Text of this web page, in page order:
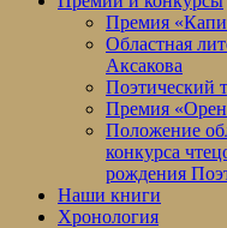
Премия
Областная
Аксакова
Поэтический
Премия
Положение
конкурса
рождения
Наши книги
Хронология